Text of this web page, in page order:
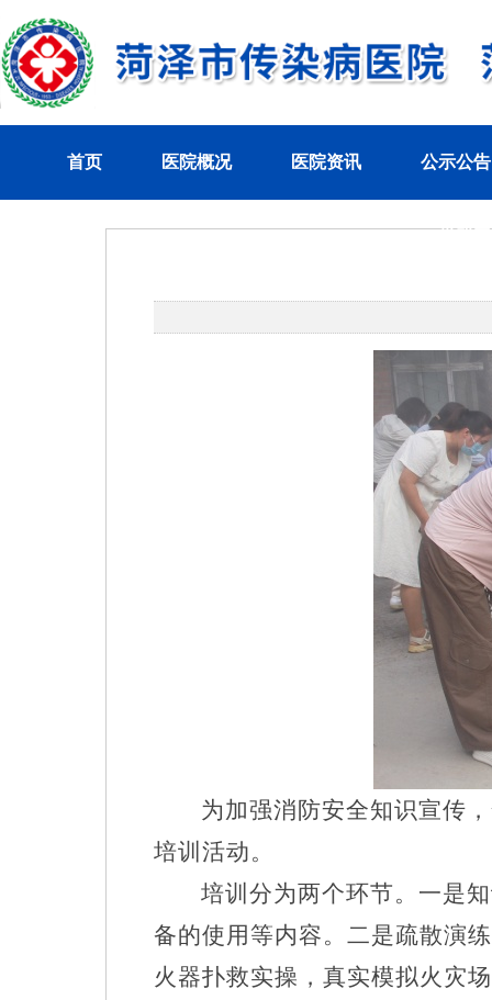
首页 医院概况 医院资讯 公示公告
为加强消防安全知识宣传 ，
培训活动。
培训分为两个环节。一是
备的使用等内容。二是疏散演
火器扑救实操，真实模拟火灾